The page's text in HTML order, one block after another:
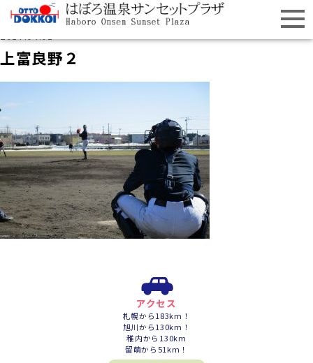
上富良野２
アクセス
札幌から183km！
旭川から130km！
稚内から130km
留萌から51km！